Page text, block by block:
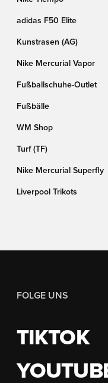
adidas F50 Elite
Kunstrasen (AG)
Nike Mercurial Vapor
Fußballschuhe-Outlet
Fußbälle
WM Shop
Turf (TF)
Nike Mercurial Superfly
Liverpool Trikots
FOLGE UNS
TIKTOK